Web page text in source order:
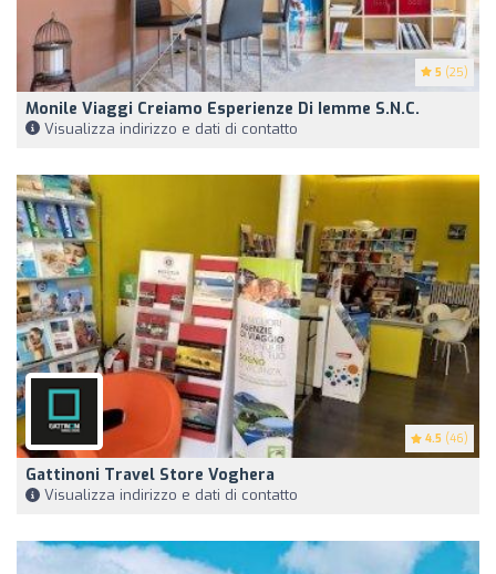
5 (25)
Monile Viaggi Creiamo Esperienze Di Iemme S.N.C.
Visualizza indirizzo e dati di contatto
4.5 (46)
Gattinoni Travel Store Voghera
Visualizza indirizzo e dati di contatto